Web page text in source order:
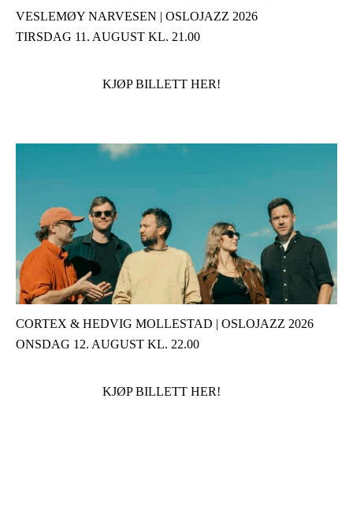
VESLEMØY NARVESEN | OSLOJAZZ 2026
TIRSDAG 11. AUGUST KL. 21.00
KJØP BILLETT HER!
CORTEX & HEDVIG MOLLESTAD | OSLOJAZZ 2026
ONSDAG 12. AUGUST KL. 22.00
KJØP BILLETT HER!